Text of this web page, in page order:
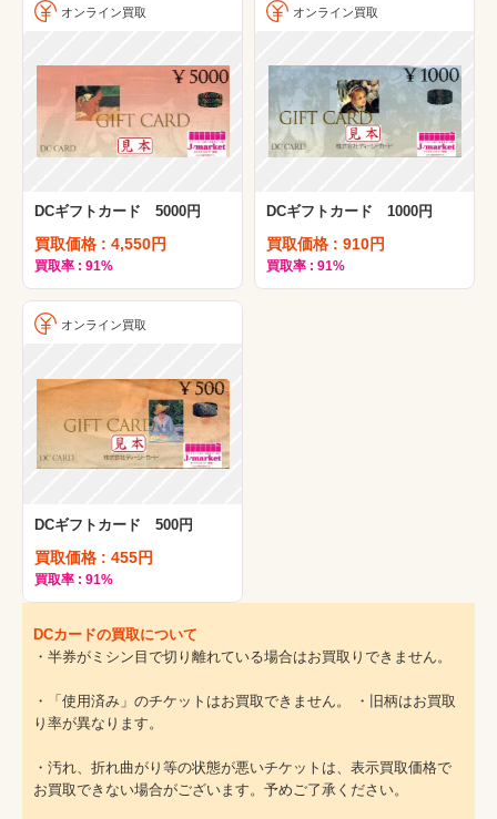
オンライン買取
DCギフトカード 5000円
買取価格 : 4,550円
買取率 : 91%
オンライン買取
DCギフトカード 1000円
買取価格 : 910円
買取率 : 91%
オンライン買取
DCギフトカード 500円
買取価格 : 455円
買取率 : 91%
DCカードの買取について
・半券がミシン目で切り離れている場合はお買取りできません。
・「使用済み」のチケットはお買取できません。 ・旧柄はお買取
り率が異なります。
・汚れ、折れ曲がり等の状態が悪いチケットは、表示買取価格で
お買取できない場合がございます。予めご了承ください。